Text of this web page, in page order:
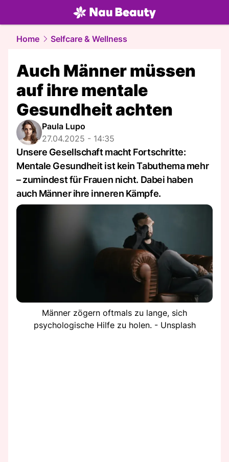
beauty.NAU.ch
Home Selfcare & Wellness
Auch Männer müssen
auf ihre mentale
Gesundheit achten
Paula Lupo
27.04.2025 - 14:35
Unsere Gesellschaft macht Fortschritte:
Mentale Gesundheit ist kein Tabuthema mehr
– zumindest für Frauen nicht. Dabei haben
auch Männer ihre inneren Kämpfe.
Männer zögern oftmals zu lange, sich
psychologische Hilfe zu holen. - Unsplash